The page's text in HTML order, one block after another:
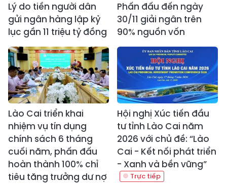
Lý do tiền người dân
gửi ngân hàng lập kỷ
lục gần 11 triệu tỷ đồng
Phấn đấu đến ngày
30/11 giải ngân trên
90% nguồn vốn
Lào Cai triển khai
nhiệm vụ tín dụng
chính sách 6 tháng
cuối năm, phấn đấu
hoàn thành 100% chỉ
tiêu tăng trưởng dư nợ
Hội nghị Xúc tiến đầu
tư tỉnh Lào Cai năm
2026 với chủ đề: “Lào
Cai - Kết nối phát triển
- Xanh và bền vững”